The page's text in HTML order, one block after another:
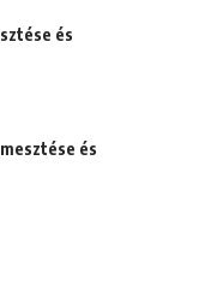
és
és